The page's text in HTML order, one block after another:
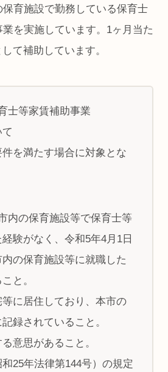
育施設で勤務している保育士
を実施しています。1ヶ月当た
て補助しています。
士等家賃補助事業
を満たす場合に対象とな
内の保育施設等で保育士等
験がなく、令和5年4月1日
の保育施設等に就職した
と。
に居住しており、本市の
録されていること。
意思があること。
25年法律第144号）の規定